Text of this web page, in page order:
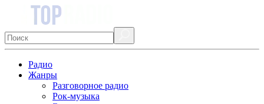
Радио
Жанры
Разговорное радио
Рок-музыка